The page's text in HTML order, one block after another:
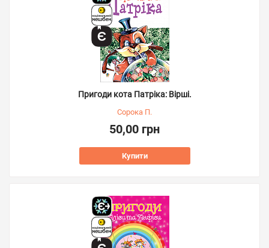
Пригоди кота Патріка: Вірші.
Сорока П.
50,00 грн
Купити